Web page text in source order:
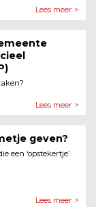
Lees meer >
Lees meer >
geven?
een ‘opstekertje’
Lees meer >